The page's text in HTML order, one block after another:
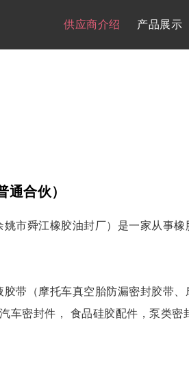
供应商介绍 产品展示
通合伙）
市舜江橡胶油封厂）是一家从事橡
带（摩托车真空胎防漏密封胶带、
车密封件， 食品硅胶配件，泵类密